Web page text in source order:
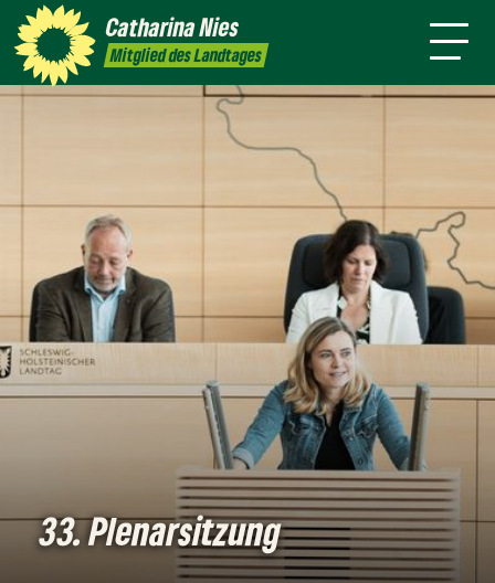
CatharinaNies
Mitglied des Landtages
Termine Presse
Grüne
Flensburg
mich
33. Plenarsitzung